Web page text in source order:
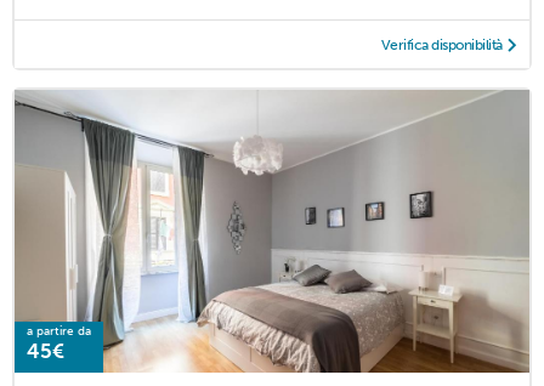
Verifica disponibilità
a partire da
45€